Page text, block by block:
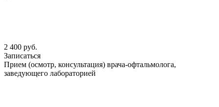
2 400 руб.
Записаться
Прием (осмотр, консультация) врача-офтальмолога,
заведующего лабораторией